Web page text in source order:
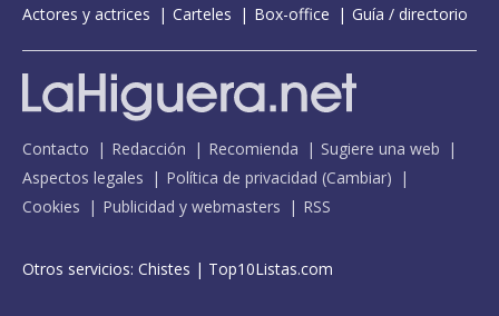
Actores y actrices
Carteles Box-office Guía / directorio
Contacto Redacción Recomienda
Sugiere una web
Aspectos legales
Política de privacidad (Cambiar)
Cookies
Publicidad y webmasters RSS
Otros servicios: Chistes | Top10Listas.com